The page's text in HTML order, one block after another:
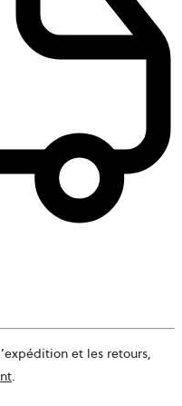
et les retours,
.